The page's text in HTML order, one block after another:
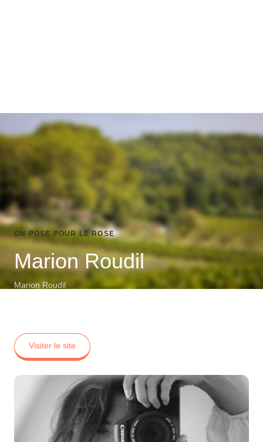
ON POSE POUR LE ROSE
Marion Roudil
Marion Roudil
Visiter le site